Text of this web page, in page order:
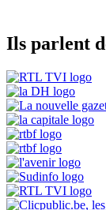
Ils parlent